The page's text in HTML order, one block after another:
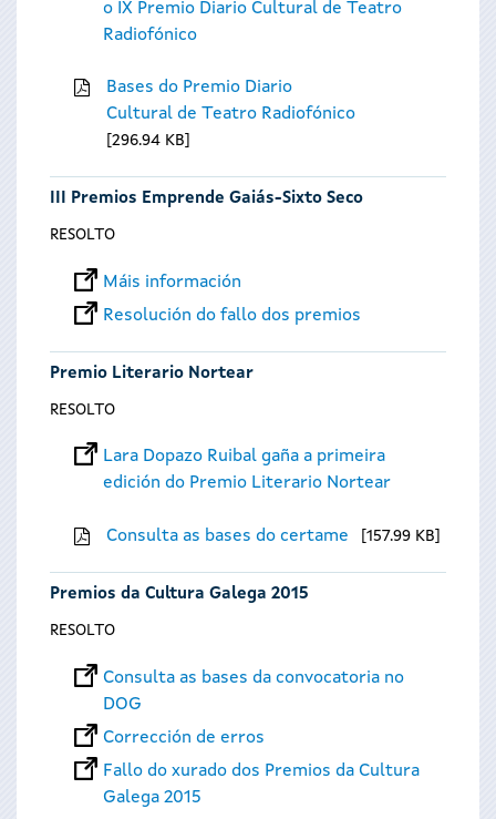
o IX Premio Diario Cultural de Teatro
Radiofónico
Bases do Premio Diario
Cultural de Teatro Radiofónico
296.94 KB
III Premios Emprende Gaiás-Sixto Seco
RESOLTO
Máis información
Resolución do fallo dos premios
Premio Literario Nortear
RESOLTO
Lara Dopazo Ruibal gaña a primeira
edición do Premio Literario Nortear
Consulta as bases do certame 157.99 KB
Premios da Cultura Galega 2015
RESOLTO
Consulta as bases da convocatoria no
DOG
Corrección de erros
Fallo do xurado dos Premios da Cultura
Galega 2015